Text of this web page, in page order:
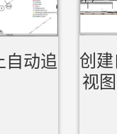
自动追
创
视